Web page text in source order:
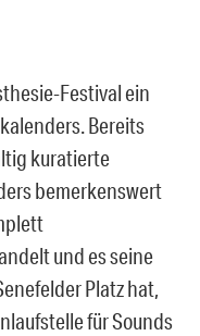
Festival ein
Bereits
kuratierte
bemerkenswert
und es seine
Platz hat,
für Sounds